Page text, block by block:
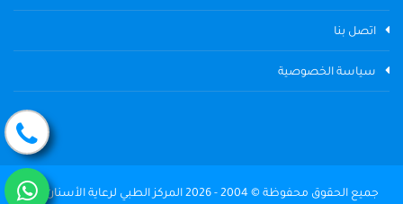
اتصل بنا
سياسة الخصوصية
جميع الحقوق محفوظة © 2004 - 2026 المركز الطبي لرعاية الأسنان The